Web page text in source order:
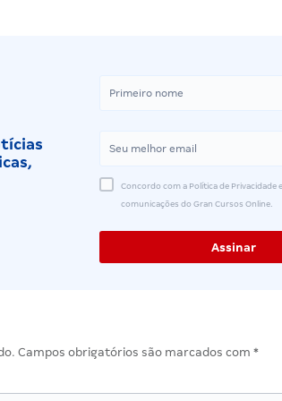
Concordo com a Política de Privacidade
comunicações do Gran Cursos Online.
Campos obrigatórios são marcados com *